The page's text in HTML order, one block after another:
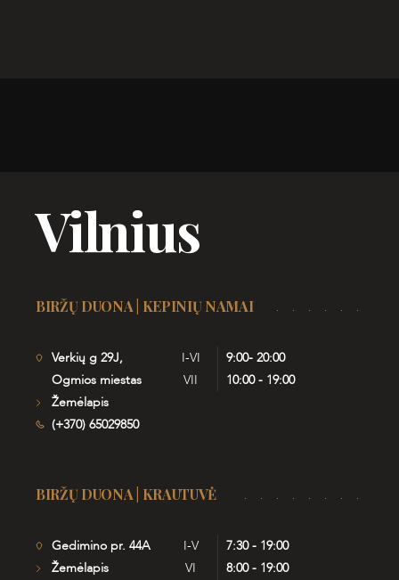
Vilnius
BIRŽŲ DUONA | KEPINIŲ NAMAI
Verkių g 29J,
Ogmios miestas
Žemėlapis
(+370) 65029850
I-VI
9:00- 20:00
VII
10:00 - 19:00
BIRŽŲ DUONA | KRAUTUVĖ
Gedimino pr. 44A
Žemėlapis
I-V
7:30 - 19:00
VI
8:00 - 19:00